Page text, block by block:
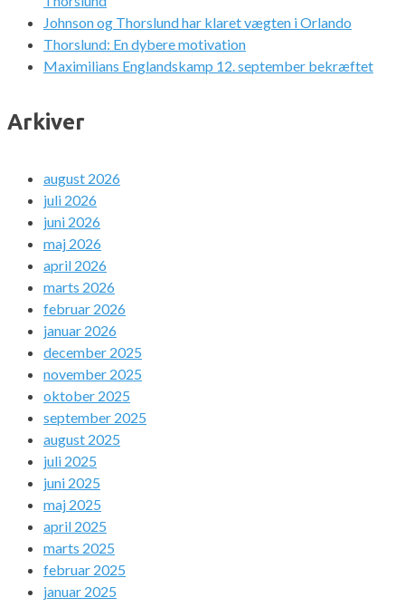
Johnson og Thorslund har klaret vægten i Orlando
Thorslund: En dybere motivation
Maximilians Englandskamp 12. september bekræftet
Arkiver
august 2026
juli 2026
juni 2026
maj 2026
april 2026
marts 2026
februar 2026
januar 2026
december 2025
november 2025
oktober 2025
september 2025
august 2025
juli 2025
juni 2025
maj 2025
april 2025
marts 2025
februar 2025
januar 2025